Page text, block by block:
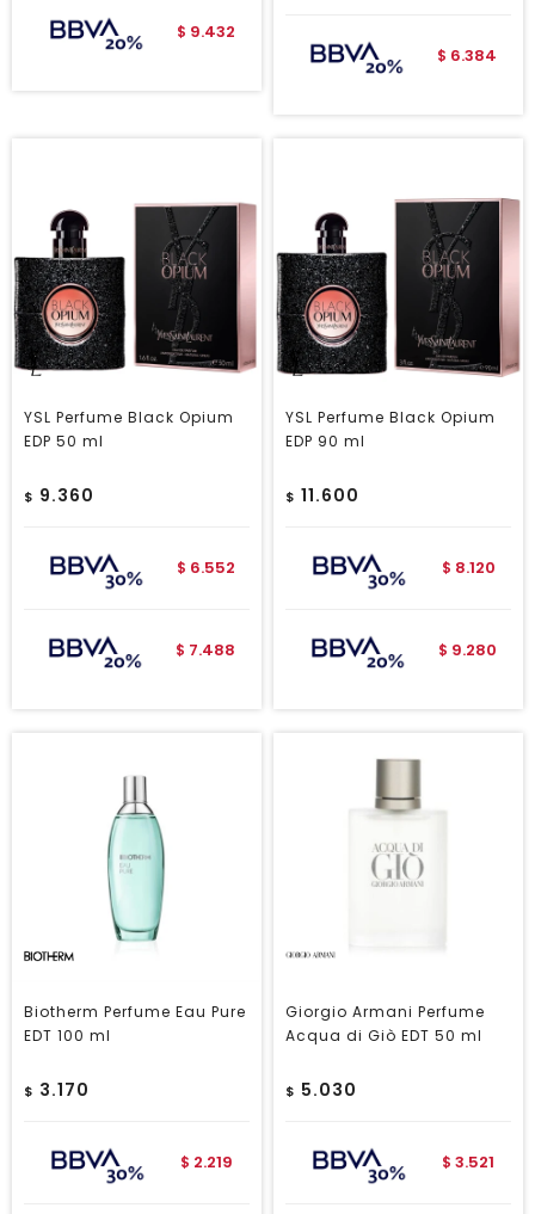
$ 9.432
$ 6.384
YSL Perfume Black Opium
EDP 50 ml
$ 9.360
$ 6.552
$ 7.488
YSL Perfume Black Opium
EDP 90 ml
$ 11.600
$ 8.120
$ 9.280
Biotherm Perfume Eau Pure
EDT 100 ml
$ 3.170
$ 2.219
Giorgio Armani Perfume
Acqua di Giò EDT 50 ml
$ 5.030
$ 3.521